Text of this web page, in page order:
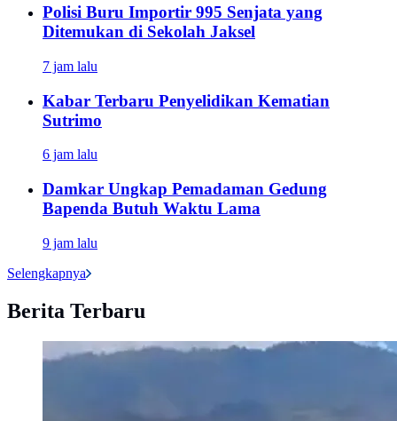
Polisi Buru Importir 995 Senjata yang
Ditemukan di Sekolah Jaksel
7 jam lalu
Kabar Terbaru Penyelidikan Kematian
Sutrimo
6 jam lalu
Damkar Ungkap Pemadaman Gedung
Bapenda Butuh Waktu Lama
9 jam lalu
Selengkapnya
Berita Terbaru